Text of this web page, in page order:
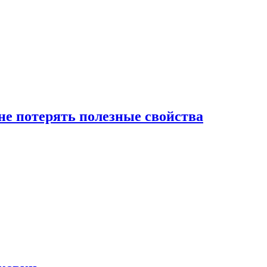
потерять полезные свойства